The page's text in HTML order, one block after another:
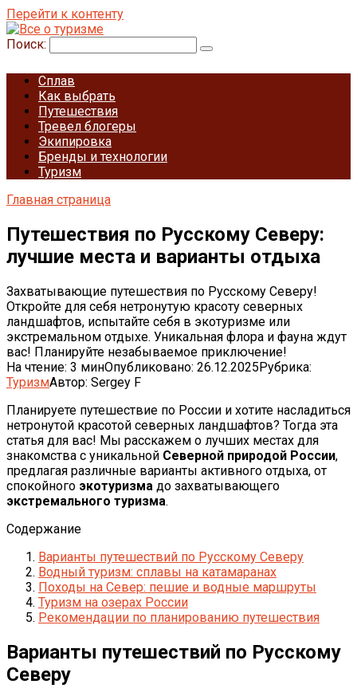
Перейти к контенту
Поиск:
Сплав
Как выбрать
Путешествия
Тревел блогеры
Экипировка
Бренды и технологии
Туризм
Главная страница
Путешествия по Русскому Северу:
лучшие места и варианты отдыха
Захватывающие путешествия по Русскому Северу!
Откройте для себя нетронутую красоту северных
ландшафтов, испытайте себя в экотуризме или
экстремальном отдыхе. Уникальная флора и фауна ждут
вас! Планируйте незабываемое приключение!
На чтение: 3 минОпубликовано: 26.12.2025Рубрика:
ТуризмАвтор: Sergey F
Планируете путешествие по России и хотите насладиться
нетронутой красотой северных ландшафтов? Тогда эта
статья для вас! Мы расскажем о лучших местах для
знакомства с уникальной Северной природой России,
предлагая различные варианты активного отдыха, от
спокойного экотуризма до захватывающего
экстремального туризма.
Содержание
Варианты путешествий по Русскому Северу
Водный туризм: сплавы на катамаранах
Походы на Север: пешие и водные маршруты
Туризм на озерах России
Рекомендации по планированию путешествия
Варианты путешествий по Русскому
Северу